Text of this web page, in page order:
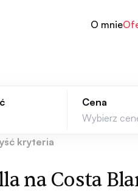
O mnie
Cena
kryteria
na Costa